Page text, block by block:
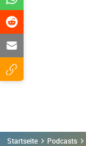
Startseite Podcasts